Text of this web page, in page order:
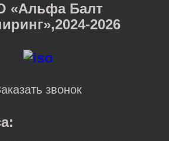
«Альфа Балт
2026
звонок